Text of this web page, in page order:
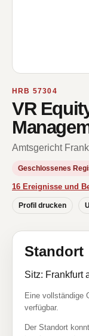
HRB 57304
VR
Amtsgericht
Geschlossenes
16 Ereignisse und
Profil drucken
Standort
Sitz: Frankfurt
Eine vollständige
verfügbar.
Der Standort